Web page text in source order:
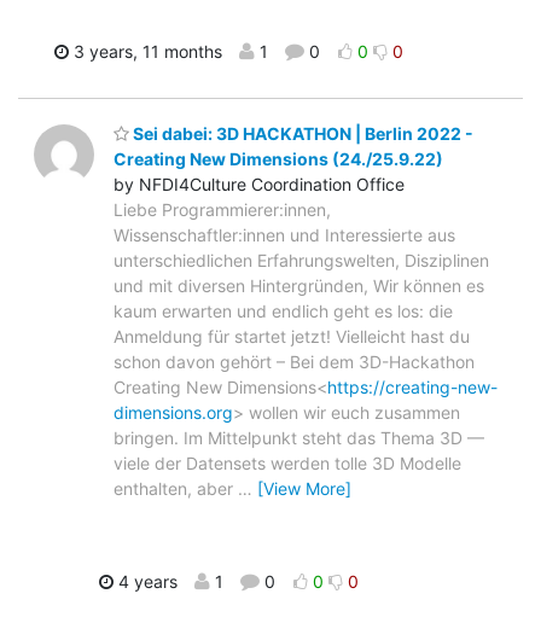
3 years, 11 months 1 0 0 0
Sei dabei: 3D HACKATHON | Berlin 2022 -
Creating New Dimensions (24./25.9.22)
by NFDI4Culture Coordination Office
Liebe Programmierer:innen,
Wissenschaftler:innen und Interessierte aus
unterschiedlichen Erfahrungswelten, Disziplinen
und mit diversen Hintergründen, Wir können es
kaum erwarten und endlich geht es los: die
Anmeldung für startet jetzt! Vielleicht hast du
schon davon gehört – Bei dem 3D-Hackathon
Creating New Dimensions<https://creating-new-
dimensions.org> wollen wir euch zusammen
bringen. Im Mittelpunkt steht das Thema 3D —
viele der Datensets werden tolle 3D Modelle
enthalten, aber … [View More]
4 years 1 0 0 0